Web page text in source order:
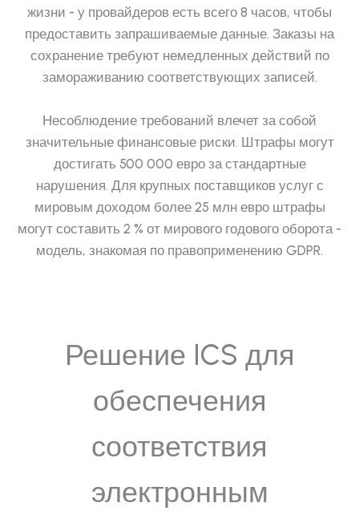
жизни - у провайдеров есть всего 8 часов, чтобы
предоставить запрашиваемые данные. Заказы на
сохранение требуют немедленных действий по
замораживанию соответствующих записей.
Несоблюдение требований влечет за собой
значительные финансовые риски. Штрафы могут
достигать 500 000 евро за стандартные
нарушения. Для крупных поставщиков услуг с
мировым доходом более 25 млн евро штрафы
могут составить 2 % от мирового годового оборота -
модель, знакомая по правоприменению GDPR.
Решение ICS для
обеспечения
соответствия
электронным